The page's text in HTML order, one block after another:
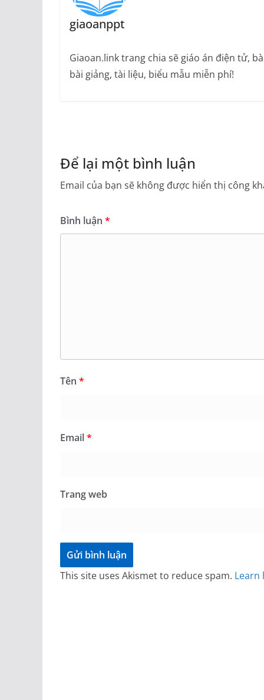
giaoanppt
Giaoan.link trang chia sẽ giáo án điện tử,
bài giảng, tài liệu, biểu mẫu miễn phí!
Để lại một bình luận
Email của bạn sẽ không được hiển thị công
Bình luận *
Tên *
Email*
Trang web
This site uses Akismet to reduce spam. Learn